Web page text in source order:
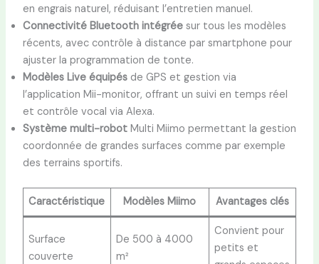
en engrais naturel, réduisant l’entretien manuel.
Connectivité Bluetooth intégréesur tous les modèles
récents, avec contrôle à distance par smartphone pour
ajuster la programmation de tonte.
Modèles Live équipésde GPS et gestion via
l’application Mii-monitor, offrant un suivi en temps réel
et contrôle vocal via Alexa.
Système multi-robotMulti Miimo permettant la gestion
coordonnée de grandes surfaces comme par exemple
des terrains sportifs.
Caractéristique Modèles Miimo Avantages clés
Surface
couverte
De 500 à 4000
m²
Convient pour
petits et